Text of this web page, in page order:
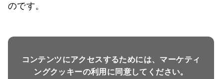
のです。
コンテンツにアクセスするためには、マーケティ
ングクッキーの利用に同意してください。